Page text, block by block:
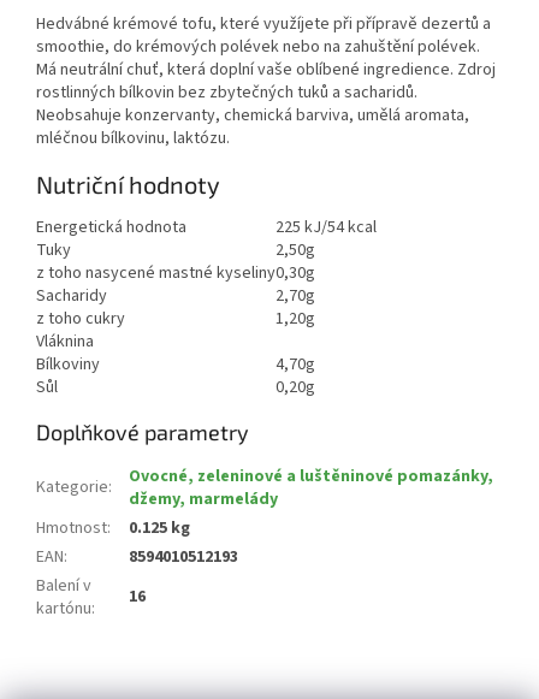
Hedvábné krémové tofu, které využíjete při přípravě dezertů a
smoothie, do krémových polévek nebo na zahuštění polévek.
Má neutrální chuť, která doplní vaše oblíbené ingredience. Zdroj
rostlinných bílkovin bez zbytečných tuků a sacharidů.
Neobsahuje konzervanty, chemická barviva, umělá aromata,
mléčnou bílkovinu, laktózu.
Nutriční hodnoty
Energetická hodnota
225 kJ/54 kcal
Tuky
2,50g
z toho nasycené mastné kyseliny0,30g
Sacharidy
2,70g
z toho cukry
1,20g
Vláknina
Bílkoviny
4,70g
Sůl
0,20g
Doplňkové parametry
Kategorie:
Ovocné, zeleninové a luštěninové pomazánky,
džemy, marmelády
Hmotnost:
0.125 kg
EAN:
8594010512193
Balení v
kartónu: 16